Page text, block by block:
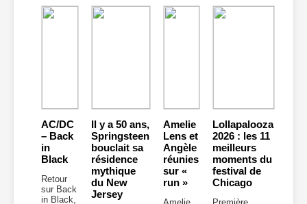
AC/DC
– Back
in
Black
Retour
sur Back
in Black,
Il y a 50 ans,
Springsteen
bouclait sa
résidence
mythique
du New
Jersey
Amelie
Lens et
Angèle
réunies
sur «
run »
Amelie
Lollapalooza
2026 : les 11
meilleurs
moments du
festival de
Chicago
Première